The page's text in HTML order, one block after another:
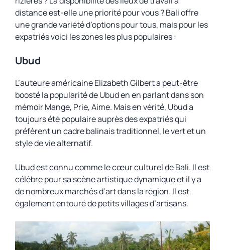
distance est-elle une priorité pour vous ? Bali offre
une grande variété d’options pour tous, mais pour les
expatriés voici les zones les plus populaires :
Ubud
L’auteure américaine Elizabeth Gilbert a peut-être
boosté la popularité de Ubud en en parlant dans son
mémoirMange, Prie, Aime. Mais en vérité, Ubud a
toujours été populaire auprès des expatriés qui
préfèrent un cadre balinais traditionnel, le vert et un
style de vie alternatif.
Ubud est connu comme le cœur culturel de Bali. Il est
célèbre pour sa scène artistique dynamique et il y a
de nombreux marchés d’art dans la région. Il est
également entouré de petits villages d’artisans.